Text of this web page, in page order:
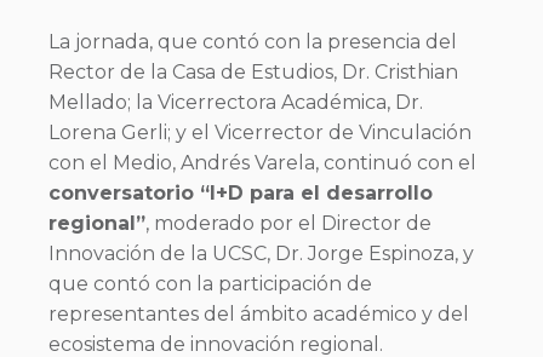
La jornada, que contó con la presencia del
Rector de la Casa de Estudios, Dr. Cristhian
Mellado; la Vicerrectora Académica, Dr.
Lorena Gerli; y el Vicerrector de Vinculación
con el Medio, Andrés Varela, continuó con el
conversatorio “I+D para el desarrollo
regional”, moderado por el Director de
Innovación de la UCSC, Dr. Jorge Espinoza, y
que contó con la participación de
representantes del ámbito académico y del
ecosistema de innovación regional.